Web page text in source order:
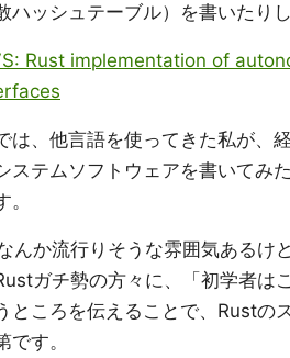
ハッシュテーブル）を書いたりし
Rust implementation of
は、他言語を使ってきた私が、
ステムソフトウェアを書いてみ
んか流行りそうな雰囲気あるけ
ガチ勢の方々に、「初学者は
ところを伝えることで、Rustの
です。